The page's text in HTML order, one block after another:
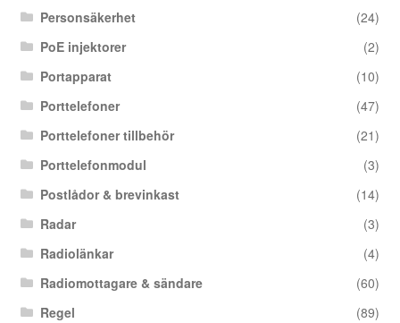
Personsäkerhet
(24)
PoE injektorer
(2)
Portapparat
(10)
Porttelefoner
(47)
Porttelefoner tillbehör
(21)
Porttelefonmodul
(3)
Postlådor & brevinkast
(14)
Radar
(3)
Radiolänkar
(4)
Radiomottagare & sändare
(60)
Regel
(89)